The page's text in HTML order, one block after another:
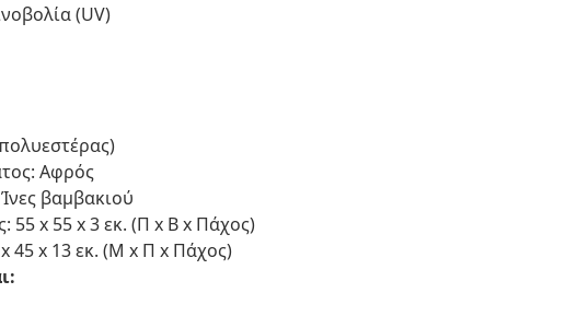
(UV)
Αφρός
βαμβακιού
55 x 55 x 3 εκ. (Π x Β x Πάχος)
45 x 13 εκ. (Μ x Π x Πάχος)